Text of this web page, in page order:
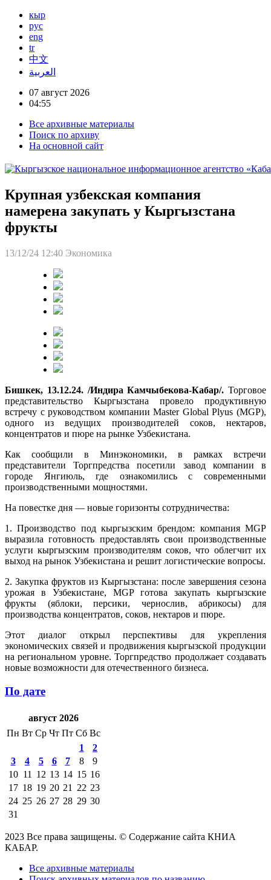
кыр
рус
eng
tr
中文
العربية
07 август 2026
04:55
Все архивные материалы
Поиск по архиву
На основной сайт
Крупная узбекская компания
намерена закупать у Кыргызстана
фрукты
13/12/24 12:40 Экономика
Бишкек, 13.12.24. /Индира Камчыбекова-Кабар/. Торговое
представительство Кыргызстана провело продуктивную
встречу с руководством компании Master Global Plyus (MGP),
одного из ведущих производителей соков, нектаров,
концентратов и пюре на рынке Узбекистана.
Как сообщили в Минэкономики, в рамках встречи
представители Торгпредства посетили завод компании в
городе Янгиюль, где ознакомились с современными
производственными мощностями.
На повестке дня — новые горизонты сотрудничества:
1. Производство под кыргызским брендом: компания MGP
выразила готовность предоставлять свои производственные
услуги кыргызским производителям соков, что облегчит их
выход на рынок Узбекистана и решит логистические вопросы.
2. Закупка фруктов из Кыргызстана: после завершения сезона
урожая в Узбекистане, MGP готова закупать кыргызские
фрукты (яблоки, персики, чернослив, абрикосы) для
производства концентратов, соков, нектаров и пюре.
Этот диалог открыл перспективы для укрепления
экономических связей и продвижения кыргызской продукции
на региональном уровне. Торгпредство продолжает создавать
новые возможности для отечественного бизнеса.
По дате
август 2026
Пн Вт Ср Чт Пт Сб Вс
1
2
3
4 5 6 7 8
9
10 11 12 13 14 15 16
17 18 19 20 21 22 23
24 25 26 27 28 29 30
31
2023 Все права защищены. © Содержание сайта КНИА
КАБАР.
Все архивные материалы